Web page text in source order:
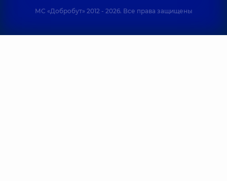
МС «Добробут» 2012 - 2026. Все права защищены